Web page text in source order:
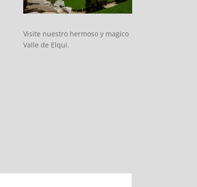
Visite nuestro hermoso y magico
Valle de Elqui.